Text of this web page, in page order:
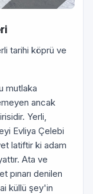
tarihi köprü ve
mutlaka
ancak
Yerli,
Evliya Çelebi
latiftir ki adam
Ata ve
pınarı denilen
küllü şey'in